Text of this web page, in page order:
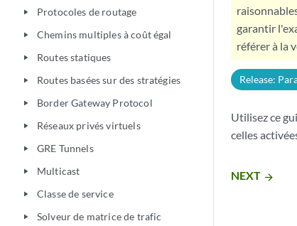
play_arrow Protocoles de routage
play_arrow Chemins multiples à coût égal
play_arrow Routes statiques
play_arrow Routes basées sur des stratégies
play_arrow Border Gateway Protocol
play_arrow Réseaux privés virtuels
play_arrow GRE Tunnels
play_arrow Multicast
play_arrow Classe de service
play_arrow Solveur de matrice de trafic
garantir
référer à la
Release:
Utilisez ce
celles
NEXT arrow_forward